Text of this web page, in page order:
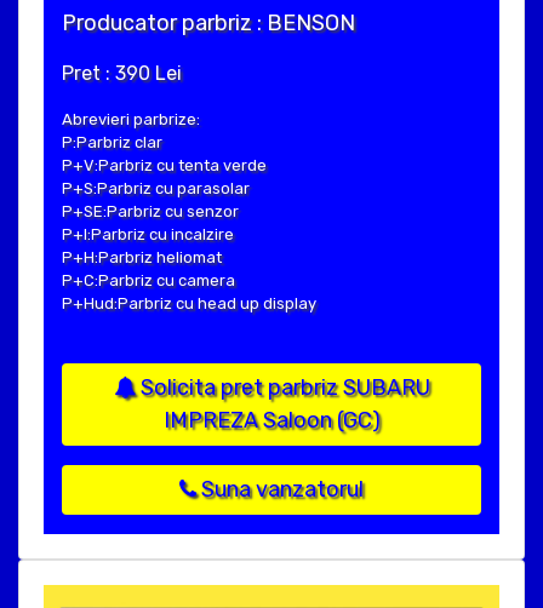
Producator parbriz : BENSON
Pret : 390 Lei
Abrevieri parbrize:
P:Parbriz clar
P+V:Parbriz cu tenta verde
P+S:Parbriz cu parasolar
P+SE:Parbriz cu senzor
P+I:Parbriz cu incalzire
P+H:Parbriz heliomat
P+C:Parbriz cu camera
P+Hud:Parbriz cu head up display
Solicita pret parbriz SUBARU
IMPREZA Saloon (GC)
Suna vanzatorul